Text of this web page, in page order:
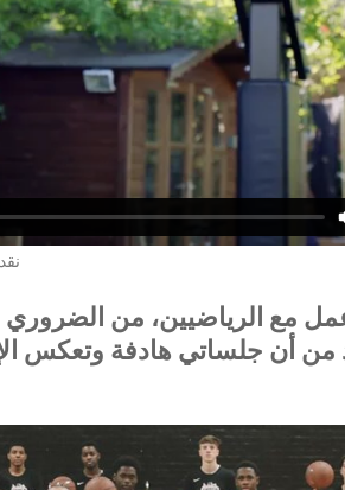
Magyar
Suomi
valoda
kalba
Nederlands
Polski
Português
مع الرياضيين، من الضروري
من أن جلساتي هادفة وتعكس